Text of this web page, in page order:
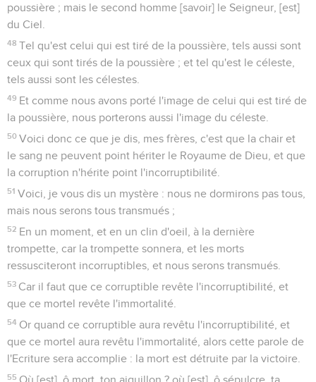
poussière ; mais le second homme [savoir] le Seigneur, [est]
du Ciel.
48 Tel qu'est celui qui est tiré de la poussière, tels aussi sont
ceux qui sont tirés de la poussière ; et tel qu'est le céleste,
tels aussi sont les célestes.
49 Et comme nous avons porté l'image de celui qui est tiré de
la poussière, nous porterons aussi l'image du céleste.
50 Voici donc ce que je dis, mes frères, c'est que la chair et
le sang ne peuvent point hériter le Royaume de Dieu, et que
la corruption n'hérite point l'incorruptibilité.
51 Voici, je vous dis un mystère : nous ne dormirons pas tous,
mais nous serons tous transmués ;
52 En un moment, et en un clin d'oeil, à la dernière
trompette, car la trompette sonnera, et les morts
ressusciteront incorruptibles, et nous serons transmués.
53 Car il faut que ce corruptible revête l'incorruptibilité, et
que ce mortel revête l'immortalité.
54 Or quand ce corruptible aura revêtu l'incorruptibilité, et
que ce mortel aura revêtu l'immortalité, alors cette parole de
l'Ecriture sera accomplie : la mort est détruite par la victoire.
55 Où [est], ô mort, ton aiguillon ? où [est], ô sépulcre, ta